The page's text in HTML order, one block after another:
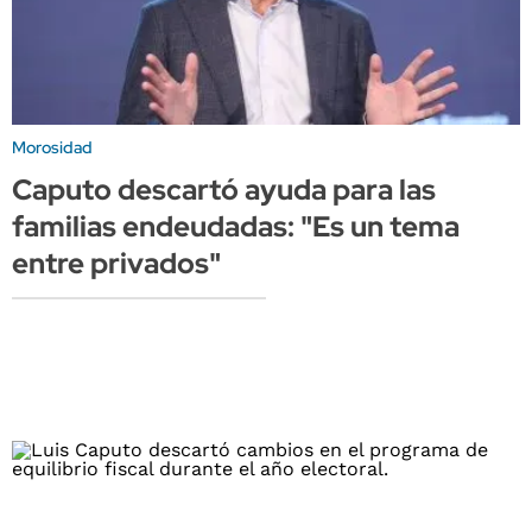
Morosidad
Caputo descartó ayuda para las
familias endeudadas: "Es un tema
entre privados"